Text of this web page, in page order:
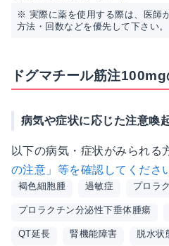
※ 実際に薬を使用する際は、医師
方法・回数などを優先して下さい。
ドグマチール筋注
病気や症状に応じた注意喚
以下の病気・症状がみられる
の注意」等を確認してくださ
褐色細胞腫 過敏症 プロラ
プロラクチン分泌性下垂体腫瘍
QT延長 腎機能障害 脱水状